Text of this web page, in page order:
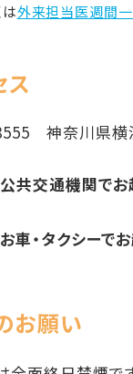
外来担当医週間
ス
神奈川県
公共交通機関で
お車・タクシーで
お願い